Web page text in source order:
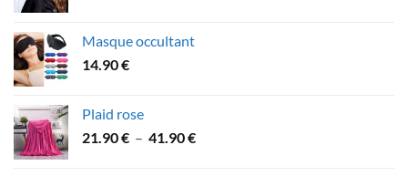
était :
est :
Masque occultant
14.90€
Plaid rose
21.90€ – 41.90€Plage